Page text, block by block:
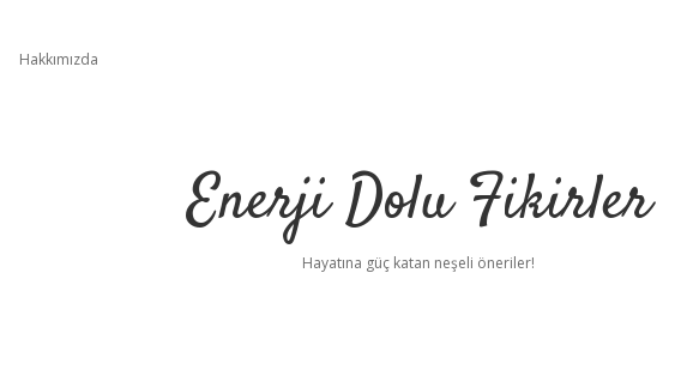
Hakkımızda
Enerji Dolu Fikirler
Hayatına güç katan neşeli öneriler!